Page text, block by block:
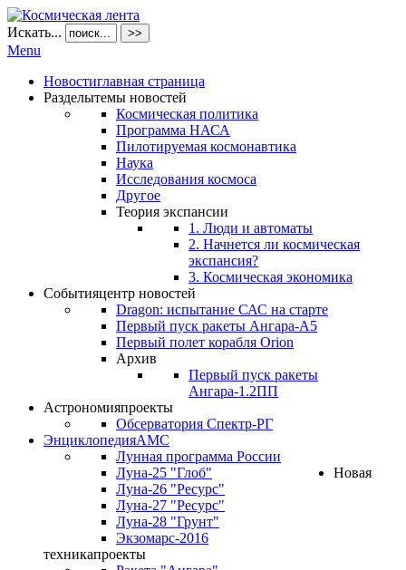
Искать... >>
Menu
Новостиглавная страница
Разделытемы новостей
Космическая политика
Программа НАСА
Пилотируемая космонавтика
Наука
Исследования космоса
Другое
Теория экспансии
1. Люди и автоматы
2. Начнется ли космическая
экспансия?
3. Космическая экономика
Событияцентр новостей
Dragon: испытание САС на старте
Первый пуск ракеты Ангара-А5
Первый полет корабля Orion
Архив
Первый пуск ракеты
Ангара-1.2ПП
Астрономияпроекты
Обсерватория Спектр-РГ
ЭнциклопедияАМС
Лунная программа России
Луна-25 "Глоб"
Луна-26 "Ресурс"
Луна-27 "Ресурс"
Луна-28 "Грунт"
Экзомарс-2016
Новая
техникапроекты